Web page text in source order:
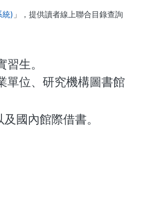
統) 」，提供讀者線上聯合目錄查詢
生。
單位、研究機構圖書館
國內館際借書。